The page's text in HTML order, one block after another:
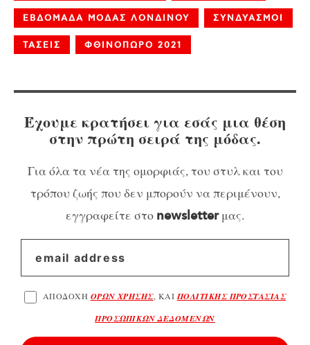
ΕΒΔΟΜΑΔΑ ΜΟΔΑΣ ΛΟΝΔΙΝΟΥ ΣΥΝΔΥΑΣΜΟΙ
ΤΑΣΕΙΣ ΦΘΙΝΟΠΩΡΟ 2021
Έχουμε κρατήσει για εσάς μια θέση
στην πρώτη σειρά της μόδας.
Για όλα τα νέα της ομορφιάς, του στυλ και του
τρόπου ζωής που δεν μπορούν να περιμένουν,
εγγραφείτε στο newsletterμας.
ΑΠΟΔΟΧΗ ΟΡΩΝ ΧΡΗΣΗΣ, ΚΑΙ ΠΟΛΙΤΙΚΗΣ ΠΡΟΣΤΑΣΙΑΣ
ΠΡΟΣΩΠΙΚΩΝ ΔΕΔΟΜΕΝΩΝ